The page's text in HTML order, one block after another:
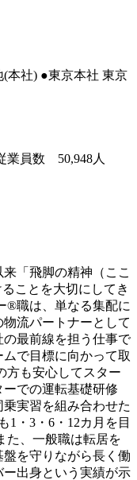
本社) ●東京本社 東京
業員数 50,948人
「飛脚の精神（ここ
ことを大切にしてき
®職は、単なる集配に
流パートナーとして
最前線を担う仕事で
で目標に向かって取
方も安心してスター
ーでの運転基礎研修
実習を組み合わせた
1・3・6・12カ月を目
た、一般職は転居を
を守りながら長く働
ー出身という実績が示